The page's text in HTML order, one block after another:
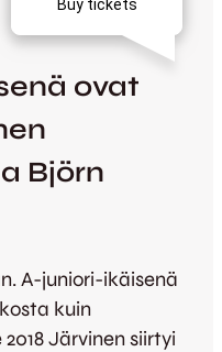
ovat
Björn
A-juniori-ikäisenä
kuin
Järvinen siirtyi